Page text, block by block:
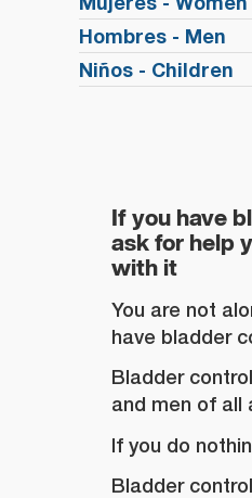
Hombres - Men
Niños - Children
If you have
ask for help
with it
You are not
have bladder
Bladder
and men of all
If you do
Bladder